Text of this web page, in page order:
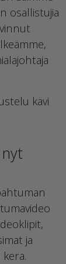
osallistujia
kävi
ja